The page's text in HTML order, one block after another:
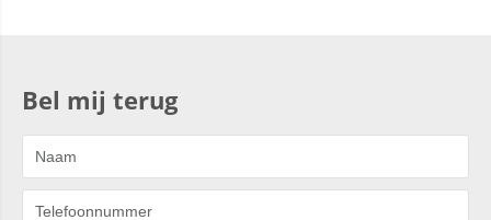
Bel mij terug